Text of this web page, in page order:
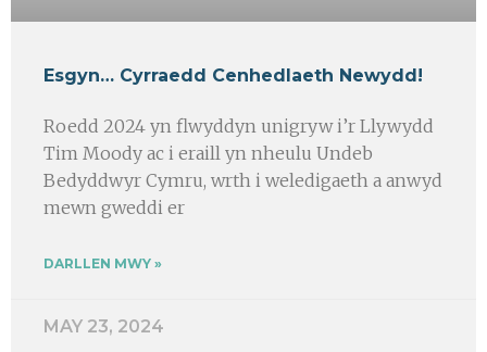
Esgyn… Cyrraedd Cenhedlaeth Newydd!
Roedd 2024 yn flwyddyn unigryw i’r Llywydd
Tim Moody ac i eraill yn nheulu Undeb
Bedyddwyr Cymru, wrth i weledigaeth a anwyd
mewn gweddi er
DARLLEN MWY »
MAY 23, 2024